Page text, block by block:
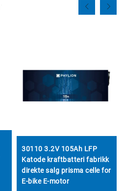
30110 3.2V 105Ah LFP
Katode kraftbatteri fabrikk
direkte salg prisma celle for
E-bike E-motor